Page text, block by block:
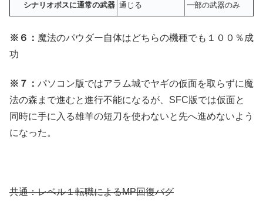
シナリオボスに通常の武器 通じる 一部の武器のみ
※６： 魔法のパウダー自体はどちらの機種でも１００％成
功
※７： パソコン版ではアラム城でヤギの仮面を取らずに魔
法の森まで進むと進行不能になるが、SFC版では仮面と
同時に手に入る雄羊の短刀を使わないと先へ進めないよう
になった。
共通：レベル１転職によるMP回復バグ